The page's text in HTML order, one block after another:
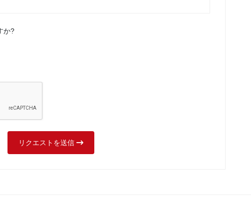
か?
リクエストを送信